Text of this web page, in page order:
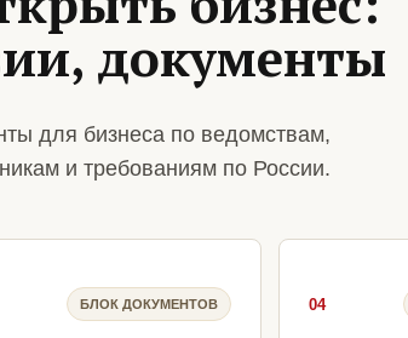
документы
для бизнеса по ведомствам,
и требованиям по России.
БЛОК ДОКУМЕНТОВ 04